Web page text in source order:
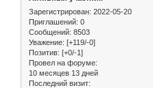
Зарегистрирован: 2022-05-20
Приглашений: 0
Сообщений: 8503
Уважение: [+119/-0]
Позитив: [+0/-1]
Провел на форуме:
10 месяцев 13 дней
Последний визит: